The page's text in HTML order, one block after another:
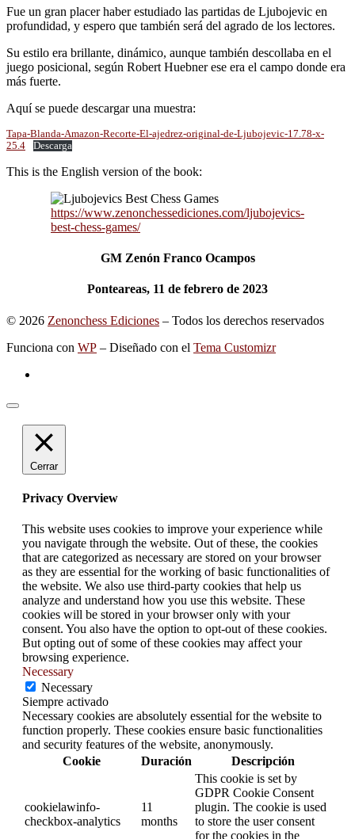
Fue un gran placer haber estudiado las partidas de Ljubojevic en
profundidad, y espero que también será del agrado de los lectores.
Su estilo era brillante, dinámico, aunque también descollaba en el
juego posicional, según Robert Huebner ese era el campo donde era
más fuerte.
Aquí se puede descargar una muestra:
Tapa-Blanda-Amazon-Recorte-El-ajedrez-original-de-Ljubojevic-17.78-x-
25.4
Descarga
This is the English version of the book:
https://www.zenonchessediciones.com/ljubojevics-
best-chess-games/
GM Zenón Franco Ocampos
Ponteareas, 11 de febrero de 2023
© 2026 Zenonchess Ediciones – Todos los derechos reservados
Funciona con WP – Diseñado con el Tema Customizr
Cerrar
Privacy Overview
This website uses cookies to improve your experience while
you navigate through the website. Out of these, the cookies
that are categorized as necessary are stored on your browser
as they are essential for the working of basic functionalities of
the website. We also use third-party cookies that help us
analyze and understand how you use this website. These
cookies will be stored in your browser only with your
consent. You also have the option to opt-out of these cookies.
But opting out of some of these cookies may affect your
browsing experience.
Necessary
Necessary
Siempre activado
Necessary cookies are absolutely essential for the website to
function properly. These cookies ensure basic functionalities
and security features of the website, anonymously.
Cookie
Duración Descripción
cookielawinfo-
checkbox-analytics
11
months
This cookie is set by
GDPR Cookie Consent
plugin. The cookie is used
to store the user consent
for the cookies in the